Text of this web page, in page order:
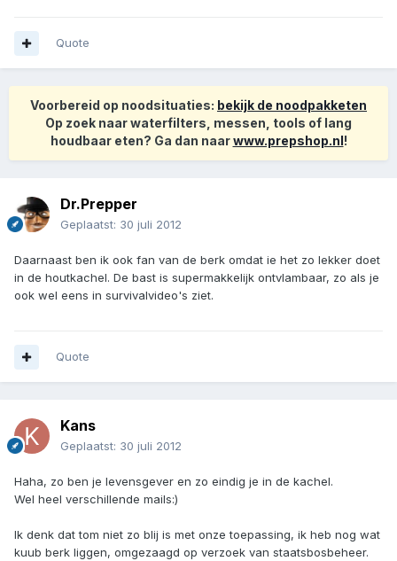
Quote
Voorbereid op noodsituaties: bekijk de noodpakketen
Op zoek naar waterfilters, messen, tools of lang
houdbaar eten? Ga dan naarwww.prepshop.nl!
Dr.Prepper
Geplaatst: 30 juli 2012
Daarnaast ben ik ook fan van de berk omdat ie het zo lekker doet
in de houtkachel. De bast is supermakkelijk ontvlambaar, zo als je
ook wel eens in survivalvideo's ziet.
Quote
Kans
Geplaatst: 30 juli 2012
Haha, zo ben je levensgever en zo eindig je in de kachel.
Wel heel verschillende mails:)
Ik denk dat tom niet zo blij is met onze toepassing, ik heb nog wat
kuub berk liggen, omgezaagd op verzoek van staatsbosbeheer.